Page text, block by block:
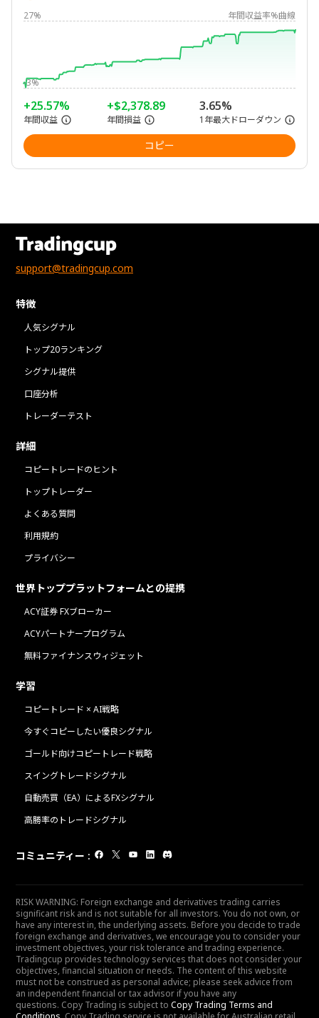
27%
年間収益率%曲線
-3%
+25.57%
年間収益
+$2,378.89
年間損益
3.65%
1年最大ドローダウン
コピー
support@tradingcup.com
特徴
人気シグナル
トップ20ランキング
シグナル提供
口座分析
トレーダーテスト
詳細
コピートレードのヒント
トップトレーダー
よくある質問
利用規約
プライバシー
世界トッププラットフォームとの提携
ACY証券 FXブローカー
ACYパートナープログラム
無料ファイナンスウィジェット
学習
コピートレード × AI戦略
今すぐコピーしたい優良シグナル
ゴールド向けコピートレード戦略
スイングトレードシグナル
自動売買（EA）によるFXシグナル
高勝率のトレードシグナル
コミュニティー :
RISK WARNING: Foreign exchange and derivatives trading carries
significant risk and is not suitable for all investors. You do not own, or
have any interest in, the underlying assets. Before you decide to trade
foreign exchange and derivatives, we encourage you to consider your
investment objectives, your risk tolerance and trading experience.
Tradingcup provides technology services that does not consider your
objectives, financial situation or needs. The content of this website
must not be construed as personal advice; please seek advice from
an independent financial or tax advisor if you have any
questions. Copy Trading is subject to Copy Trading Terms and